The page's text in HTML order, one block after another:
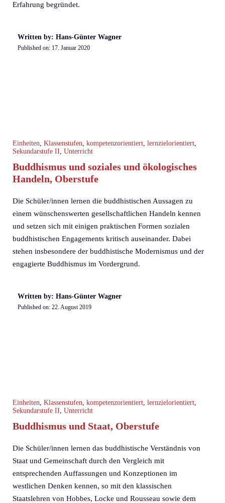
Erfahrung begründet.
Written by: Hans-Günter Wagner
Published on: 17. Januar 2020
Einheiten, Klassenstufen, kompetenzorientiert, lernzielorientiert,
Sekundarstufe II, Unterricht
Buddhismus und soziales und ökologisches
Handeln, Oberstufe
Die Schüler/innen lernen die buddhistischen Aussagen zu
einem wünschenswerten gesellschaftlichen Handeln kennen
und setzen sich mit einigen praktischen Formen sozialen
buddhistischen Engagements kritisch auseinander. Dabei
stehen insbesondere der buddhistische Modernismus und der
engagierte Buddhismus im Vordergrund.
Written by: Hans-Günter Wagner
Published on: 22. August 2019
Einheiten, Klassenstufen, kompetenzorientiert, lernzielorientiert,
Sekundarstufe II, Unterricht
Buddhismus und Staat, Oberstufe
Die Schüler/innen lernen das buddhistische Verständnis von
Staat und Gemeinschaft durch den Vergleich mit
entsprechenden Auffassungen und Konzeptionen im
westlichen Denken kennen, so mit den klassischen
Staatslehren von Hobbes, Locke und Rousseau sowie dem